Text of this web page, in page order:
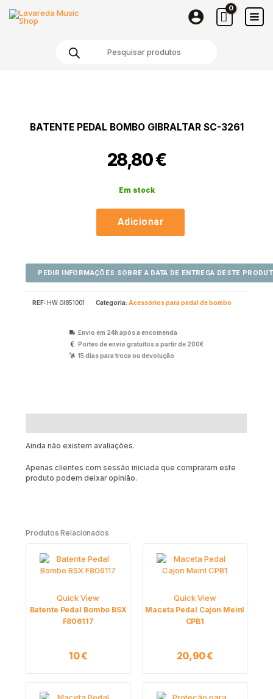
BATENTE PEDAL BOMBO GIBRALTAR SC-3261
28,80€
Em stock
Pedal
Bombo
Adicionar
REF: HW.GI851001 Categoria: Acessórios para pedal de bombo
Envio em 24h após a encomenda
Portes de envio gratuitos a partir de 200€
15 dias para troca ou devolução
Ainda não existem avaliações.
Apenas clientes com sessão iniciada que compraram este
produto podem deixar opinião.
Produtos Relacionados
Quick View
Batente Pedal Bombo BSX
F806117
10€
Quick View
Maceta Pedal Cajon Meinl
CPB1
20,90€
Bombo
Gibraltar